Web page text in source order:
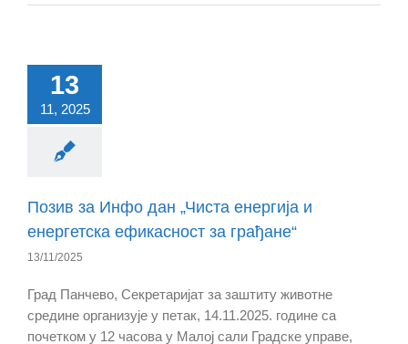
13
11, 2025
Позив за Инфо дан „Чиста енергија и
енергетскa ефикасност за грађане“
13/11/2025
Град Панчево, Секретаријат за заштиту животне
средине организује у петак, 14.11.2025. године са
почетком у 12 часова у Малој сали Градске управе,